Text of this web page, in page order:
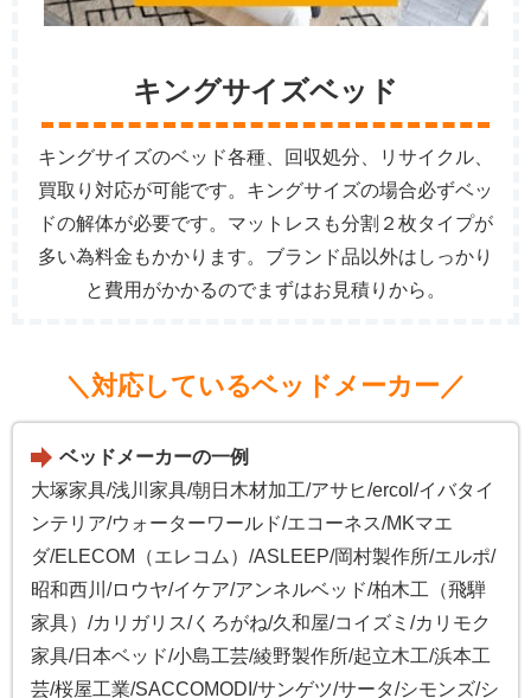
キングサイズベッド
キングサイズのベッド各種、回収処分、リサイクル、
買取り対応が可能です。キングサイズの場合必ずベッ
ドの解体が必要です。マットレスも分割２枚タイプが
多い為料金もかかります。ブランド品以外はしっかり
と費用がかかるのでまずはお見積りから。
＼対応しているベッドメーカー／
ベッドメーカーの一例
大塚家具/浅川家具/朝日木材加工/アサヒ/ercol/イバタイ
ンテリア/ウォーターワールド/エコーネス/MKマエ
ダ/ELECOM（エレコム）/ASLEEP/岡村製作所/エルポ/
昭和西川/ロウヤ/イケア/アンネルベッド/柏木工（飛騨
家具）/カリガリス/くろがね/久和屋/コイズミ/カリモク
家具/日本ベッド/小島工芸/綾野製作所/起立木工/浜本工
芸/桜屋工業/SACCOMODI/サンゲツ/サータ/シモンズ/シ